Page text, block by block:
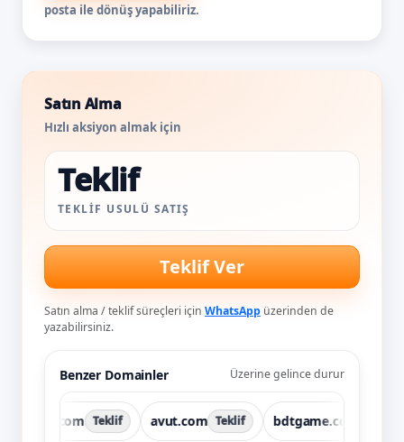
posta ile dönüş yapabiliriz.
Satın Alma
Hızlı aksiyon almak için
Teklif
TEKLIF USULÜ SATIŞ
Teklif Ver
Satın alma / teklif süreçleri için WhatsApp üzerinden de
yazabilirsiniz.
Benzer Domainler Üzerine gelince durur
Teklif avut.com Teklif bdtgame.com